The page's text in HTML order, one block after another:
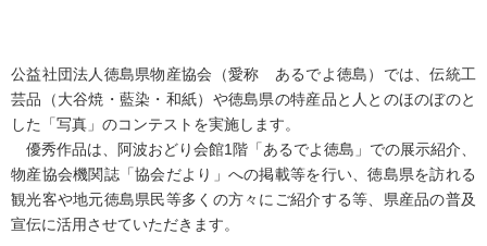
公益社団法人徳島県物産協会（愛称 あるでよ徳島）では、伝統工
芸品（大谷焼・藍染・和紙）や徳島県の特産品と人とのほのぼのと
した「写真」のコンテストを実施します。
優秀作品は、阿波おどり会館1階「あるでよ徳島」での展示紹介、
物産協会機関誌「協会だより」への掲載等を行い、徳島県を訪れる
観光客や地元徳島県民等多くの方々にご紹介する等、県産品の普及
宣伝に活用させていただきます。